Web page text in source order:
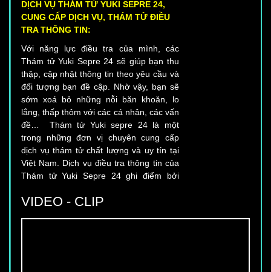
TRA THÔNG TIN:
Với năng lực điều tra của mình, các
thập, cập nhật thông tin theo yêu cầu và
đối tượng bạn đề cập. Nhờ vậy, bạn sẽ
sớm xoá bỏ những nỗi băn khoăn, lo
lắng, thấp thỏm với các cá nhân, các vấn
đề… Thám tử Yuki sepre 24 là một
trong những đơn vị chuyên cung cấp
dịch vụ thám tử chất lượng và uy tín tại
Việt Nam. Dịch vụ điều tra thông tin của
Thám tử Yuki Sepre 24 ghi điểm bởi
những đặc điểm nổi trội sau đây:
VIDEO - CLIP